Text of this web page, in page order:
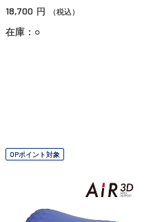
18,700 円 （税込）
在庫：○
OPポイント対象